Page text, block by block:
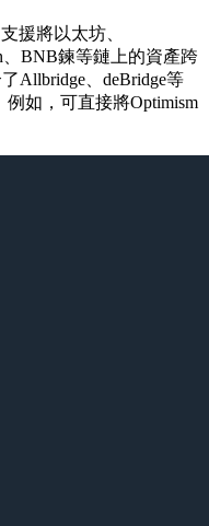
援將以太坊、
、BNB鍊等鏈上的資產跨
Allbridge、deBridge等
如，可直接將Optimism